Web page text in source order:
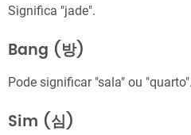
Significa "jade".
Bang (방)
Pode significar "sala" ou "quarto".
Sim (심)